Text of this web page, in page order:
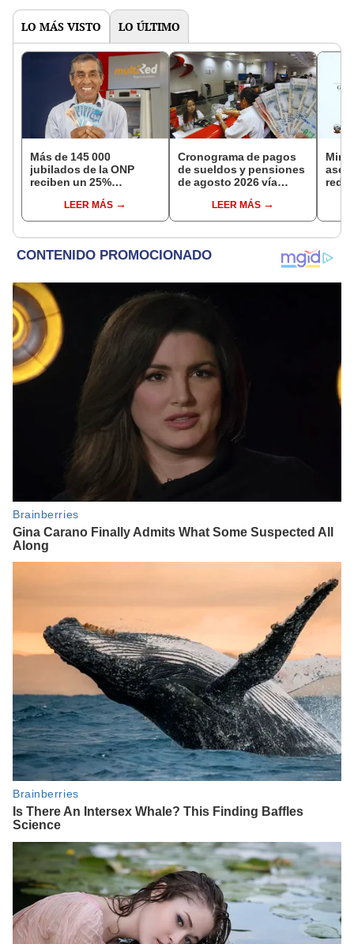
LO MÁS VISTO LO ÚLTIMO
Más de 145 000
jubilados de la ONP
reciben un 25%
en agostoLEER MÁS
Cronograma de pagos
de sueldos y pensiones
de agosto 2026 vía
conoce las fechas de
depósito
LEER MÁS